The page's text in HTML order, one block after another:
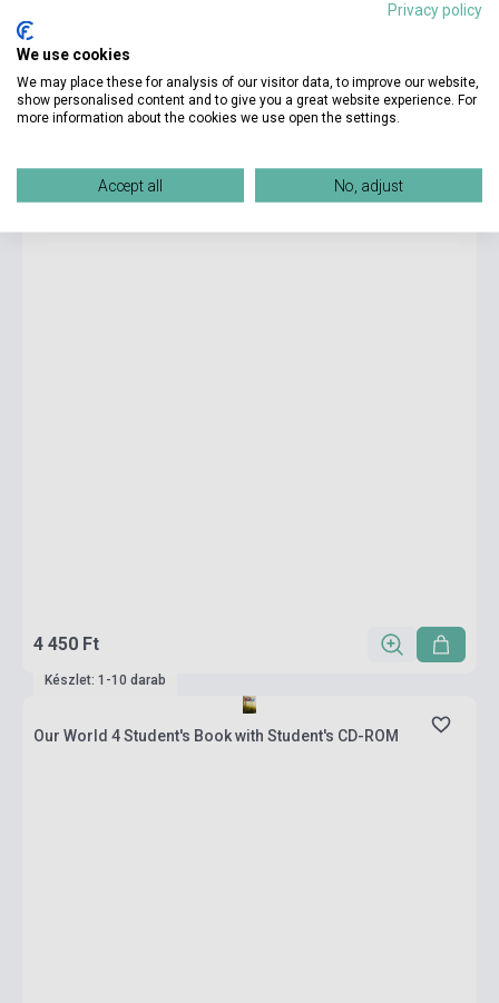
3 390 Ft
Készlet: 1-10 darab
4 450 Ft
Készlet: 1-10 darab
Our World 4 Student's Book with Student's CD-ROM
Privacy policy
We use cookies
We may place these for analysis of our visitor data, to improve our website,
show personalised content and to give you a great website experience. For
more information about the cookies we use open the settings.
Accept all No, adjust